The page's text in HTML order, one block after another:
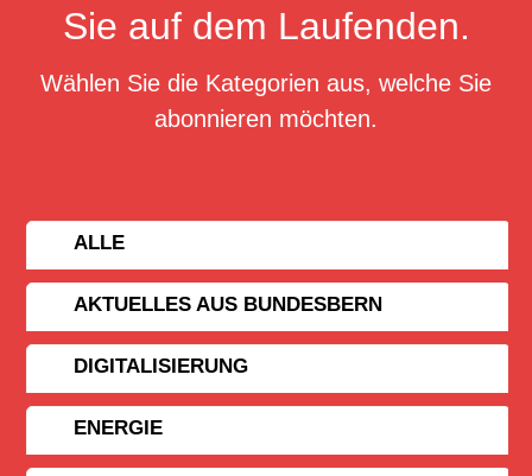
Sie auf dem Laufenden.
Wählen Sie die Kategorien aus, welche Sie
abonnieren möchten.
ALLE
AKTUELLES AUS BUNDESBERN
DIGITALISIERUNG
ENERGIE